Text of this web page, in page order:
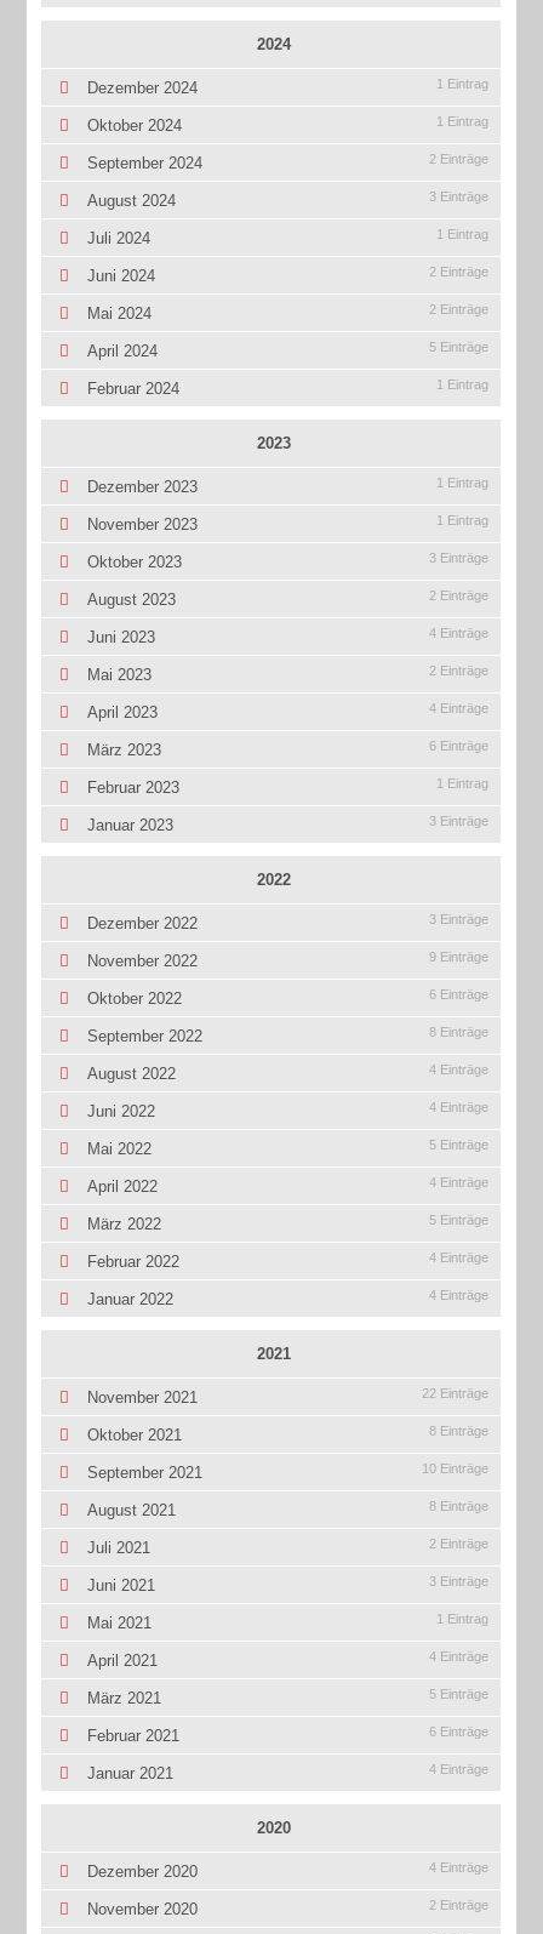
2024
Dezember 2024 1 Eintrag
Oktober 2024 1 Eintrag
September 2024 2 Einträge
August 2024 3 Einträge
Juli 2024 1 Eintrag
Juni 2024 2 Einträge
Mai 2024 2 Einträge
April 2024 5 Einträge
Februar 2024 1 Eintrag
2023
Dezember 2023 1 Eintrag
November 2023 1 Eintrag
Oktober 2023 3 Einträge
August 2023 2 Einträge
Juni 2023 4 Einträge
Mai 2023 2 Einträge
April 2023 4 Einträge
März 2023 6 Einträge
Februar 2023 1 Eintrag
Januar 2023 3 Einträge
2022
Dezember 2022 3 Einträge
November 2022 9 Einträge
Oktober 2022 6 Einträge
September 2022 8 Einträge
August 2022 4 Einträge
Juni 2022 4 Einträge
Mai 2022 5 Einträge
April 2022 4 Einträge
März 2022 5 Einträge
Februar 2022 4 Einträge
Januar 2022 4 Einträge
2021
November 2021 22 Einträge
Oktober 2021 8 Einträge
September 2021 10 Einträge
August 2021 8 Einträge
Juli 2021 2 Einträge
Juni 2021 3 Einträge
Mai 2021 1 Eintrag
April 2021 4 Einträge
März 2021 5 Einträge
Februar 2021 6 Einträge
Januar 2021 4 Einträge
2020
Dezember 2020 4 Einträge
November 2020 2 Einträge